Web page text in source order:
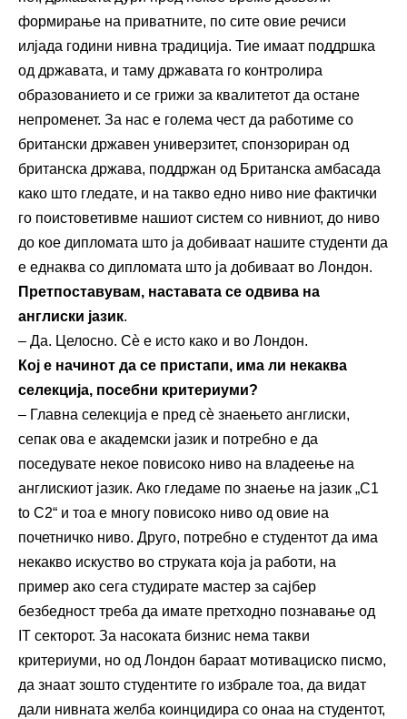
формирање на приватните, по сите овие речиси
илјада години нивна традиција. Тие имаат поддршка
од државата, и таму државата го контролира
образованието и се грижи за квалитетот да остане
непроменет. За нас е голема чест да работиме со
британски државен универзитет, спонзориран од
британска држава, поддржан од Британска амбасада
како што гледате, и на такво едно ниво ние фактички
го поистоветивме нашиот систем со нивниот, до ниво
до кое дипломата што ја добиваат нашите студенти да
е еднаква со дипломата што ја добиваат во Лондон.
Претпоставувам, наставата се одвива на
англиски јазик.
– Да. Целосно. Сѐ е исто како и во Лондон.
Кој е начинот да се пристапи, има ли некаква
селекција, посебни критериуми?
– Главна селекција е пред сѐ знаењето англиски,
сепак ова е академски јазик и потребно е да
поседувате некое повисоко ниво на владеење на
англискиот јазик. Ако гледаме по знаење на јазик „C1
to C2“ и тоа е многу повисоко ниво од овие на
почетничко ниво. Друго, потребно е студентот да има
некакво искуство во струката која ја работи, на
пример ако сега студирате мастер за сајбер
безбедност треба да имате претходно познавање од
IT секторот. За насоката бизнис нема такви
критериуми, но од Лондон бараат мотивациско писмо,
да знаат зошто студентите го избрале тоа, да видат
дали нивната желба коинцидира со онаа на студентот,